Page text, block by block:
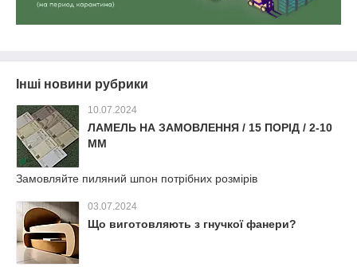
Інші новини рубрики
10.07.2024
ЛАМЕЛЬ НА ЗАМОВЛЕННЯ / 15 ПОРІД / 2-10
ММ
Замовляйте пиляний шпон потрібних розмірів
03.07.2024
Що виготовляють з гнучкої фанери?